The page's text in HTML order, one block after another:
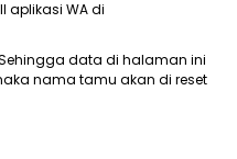
aplikasi WA di
data di halaman ini
nama tamu akan di reset